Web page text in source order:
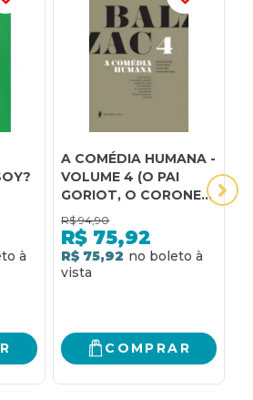
A COMÉDIA HUMANA -
VOLUME 4 (O PAI
GORIOT, O CORONEL
CHABERT, A MISSA
DO ATEU, A
INTERDIÇÃO, O
CONTRATO DE
R$ 94,90
R$ 75,92
R$ 75,92
COMPRAR